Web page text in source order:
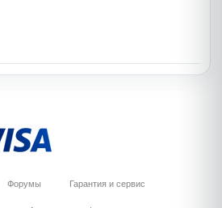
Форумы Гарантия и сервис